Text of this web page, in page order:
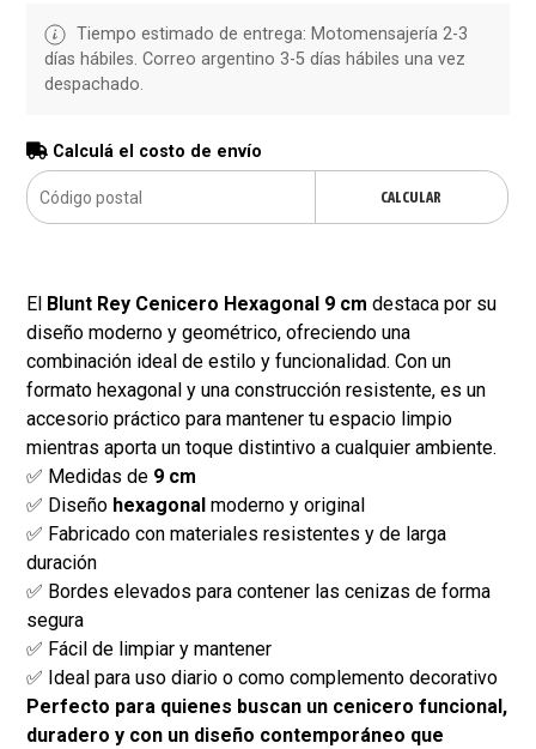
Tiempo estimado de entrega: Motomensajería 2-3
días hábiles. Correo argentino 3-5 días hábiles una vez
despachado.
Calculá el costo de envío
CALCULAR
El Blunt Rey Cenicero Hexagonal 9 cm destaca por su
diseño moderno y geométrico, ofreciendo una
combinación ideal de estilo y funcionalidad. Con un
formato hexagonal y una construcción resistente, es un
accesorio práctico para mantener tu espacio limpio
mientras aporta un toque distintivo a cualquier ambiente.
✅ Medidas de 9 cm
✅ Diseño hexagonal moderno y original
✅ Fabricado con materiales resistentes y de larga
duración
✅ Bordes elevados para contener las cenizas de forma
segura
✅ Fácil de limpiar y mantener
✅ Ideal para uso diario o como complemento decorativo
Perfecto para quienes buscan un cenicero funcional,
duradero y con un diseño contemporáneo que